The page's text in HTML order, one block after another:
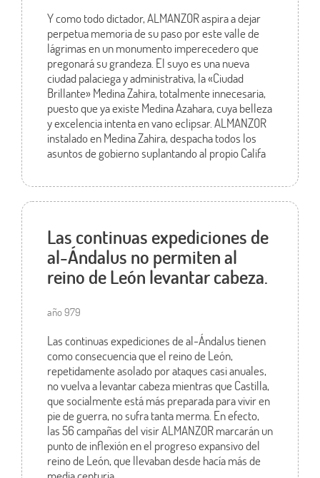
Y como todo dictador, ALMANZOR aspira a dejar
perpetua memoria de su paso por este valle de
lágrimas en un monumento imperecedero que
pregonará su grandeza. El suyo es una nueva
ciudad palaciega y administrativa, la «Ciudad
Brillante» Medina Zahira, totalmente innecesaria,
puesto que ya existe Medina Azahara, cuya belleza
y excelencia intenta en vano eclipsar. ALMANZOR
instalado en Medina Zahira, despacha todos los
asuntos de gobierno suplantando al propio Califa
Las continuas expediciones de
al-Ándalus no permiten al
reino de León levantar cabeza.
año 979
Las continuas expediciones de al-Ándalus tienen
como consecuencia que el reino de León,
repetidamente asolado por ataques casi anuales,
no vuelva a levantar cabeza mientras que Castilla,
que socialmente está más preparada para vivir en
pie de guerra, no sufra tanta merma. En efecto,
las 56 campañas del visir ALMANZOR marcarán un
punto de inflexión en el progreso expansivo del
reino de León, que llevaban desde hacía más de